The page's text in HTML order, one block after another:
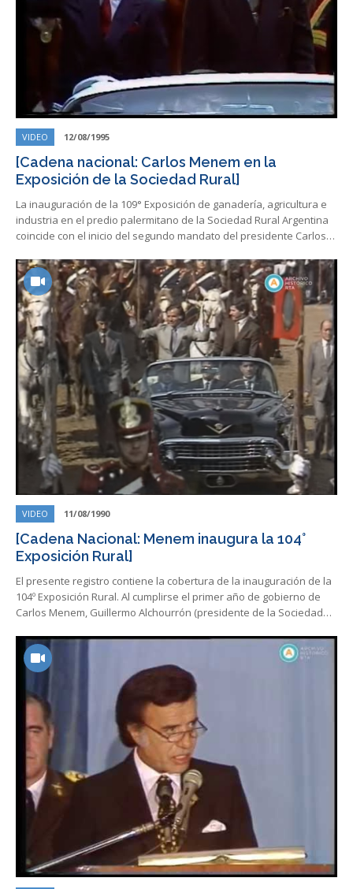
VIDEO 12/08/1995
[Cadena nacional: Carlos Menem en la
Exposición de la Sociedad Rural]
La inauguración de la 109° Exposición de ganadería, agricultura e
industria en el predio palermitano de la Sociedad Rural Argentina
coincide con el inicio del segundo mandato del presidente Carlos…
VIDEO 11/08/1990
[Cadena Nacional: Menem inaugura la 104°
Exposición Rural]
El presente registro contiene la cobertura de la inauguración de la
104º Exposición Rural. Al cumplirse el primer año de gobierno de
Carlos Menem, Guillermo Alchourrón (presidente de la Sociedad…